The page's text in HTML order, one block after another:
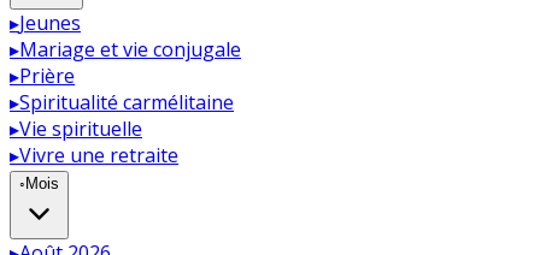
▸Jeunes
▸Mariage et vie conjugale
▸Prière
▸Spiritualité carmélitaine
▸Vie spirituelle
▸Vivre une retraite
◦ Mois